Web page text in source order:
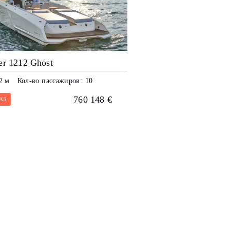
1212 Ghost
м Кол-во пассажиров: 10
760 148 €